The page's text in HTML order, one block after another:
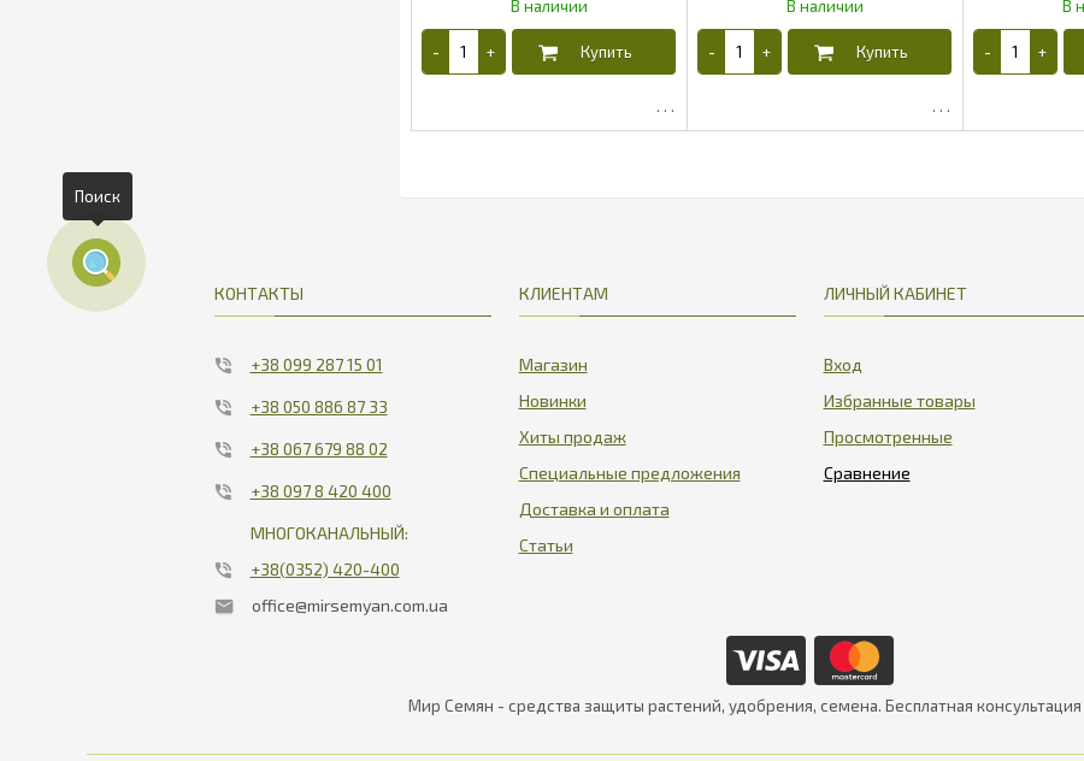
КОНТАКТЫ
+38 099 287 15 01
+38 050 886 87 33
+38 067 679 88 02
+38 097 8 420 400
МНОГОКАНАЛЬНЫЙ:
+38(0352) 420-400
office@mirsemyan.com.ua
КЛИЕНТАМ
Магазин
Новинки
Хиты продаж
Специальные предложения
Доставка и оплата
Статьи
ЛИЧНЫЙ КАБИНЕТ
Вход
Избранные товары
Просмотренные
Мир Семян - средства защиты растений, удобрения, семена. Бесплатная
Поиск